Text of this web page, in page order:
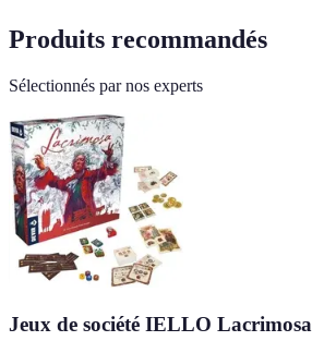
Produits recommandés
Sélectionnés par nos experts
Jeux de société IELLO Lacrimosa